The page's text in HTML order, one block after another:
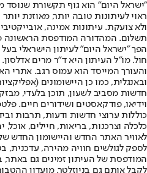
"ישראל היום" הוא גוף תקשורת שנוסד
ראוי לעיתונות טובה יותר, מאוזנת
ולא צועקת. עיתונות אמינה,
הפך "ישראל היום" לעיתון הישראלי
חול. מו"ל העיתון היא ד"ר מרים
והעורך המייסד הוא עמוס רגב. אתרי
חדשות מסביב לשעון, תוכן בלעדי,
וידיאו, פודקאסטים ושידורים חיים.
כוללות ערוצי חדשות ודעות, תרבות
לאוויר האתר החדש והיישומון החדש
לספק לגולשים חוויה מהירה, עדכנית,
המודפסת של העיתון זמינים גם באתר,
לקבל אותם גם בניוזלטר. מועדון